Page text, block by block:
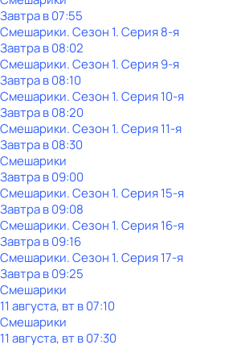
Завтра в 07:55
Смешарики. Сезон 1. Серия 8-я
Завтра в 08:02
Смешарики. Сезон 1. Серия 9-я
Завтра в 08:10
Смешарики. Сезон 1. Серия 10-я
Завтра в 08:20
Смешарики. Сезон 1. Серия 11-я
Завтра в 08:30
Смешарики
Завтра в 09:00
Смешарики. Сезон 1. Серия 15-я
Завтра в 09:08
Смешарики. Сезон 1. Серия 16-я
Завтра в 09:16
Смешарики. Сезон 1. Серия 17-я
Завтра в 09:25
Смешарики
11 августа, вт в 07:10
Смешарики
11 августа, вт в 07:30